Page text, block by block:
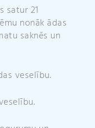
satur 21
nonāk ādas
saknēs un
veselību.